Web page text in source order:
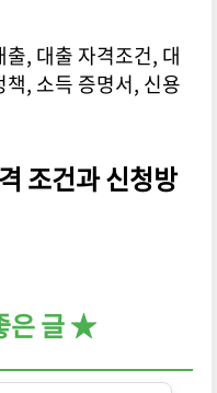
, 대출 자격조건, 대
, 소득 증명서, 신용
조건과 신청방
은 글 ★